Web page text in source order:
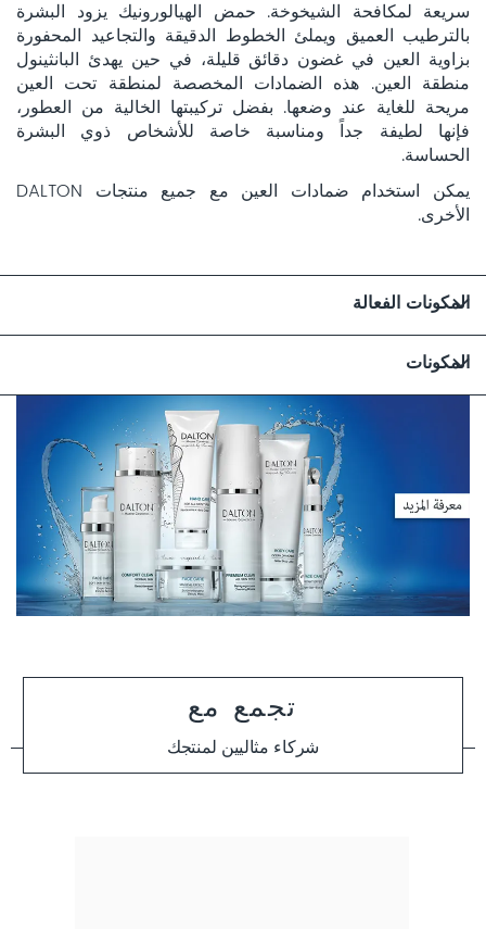
سريعة لمكافحة الشيخوخة. حمض الهيالورونيك يزود البشرة
بالترطيب العميق ويملئ الخطوط الدقيقة والتجاعيد المحفورة
بزاوية العين في غضون دقائق قليلة، في حين يهدئ البانثينول
منطقة العين. هذه الضمادات المخصصة لمنطقة تحت العين
مريحة للغاية عند وضعها. بفضل تركيبتها الخالية من العطور،
فإنها لطيفة جداً ومناسبة خاصة للأشخاص ذوي البشرة
الحساسة.
يمكن استخدام ضمادات العين مع جميع منتجات DALTON
الأخرى.
المكونات الفعالة
المكونات
تجمع مع
شركاء مثاليين لمنتجك